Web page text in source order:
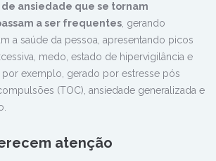
de ansiedade que se tornam
a ser frequentes , gerando
a saúde da pessoa, apresentando picos
medo, estado de hipervigilância e
por exemplo, gerado por estresse pós
(TOC), ansiedade generalizada e
atenção